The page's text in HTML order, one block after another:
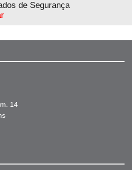
de Segurança
14